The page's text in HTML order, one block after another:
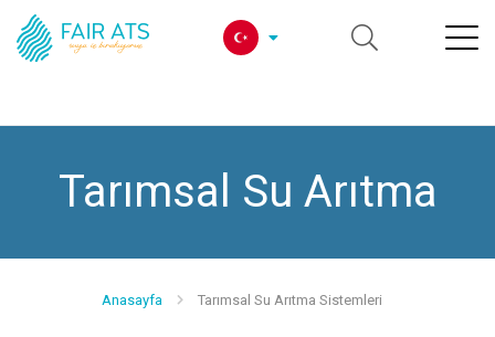
Tarımsal Su Arıtma
Anasayfa Tarımsal Su Arıtma Sistemleri